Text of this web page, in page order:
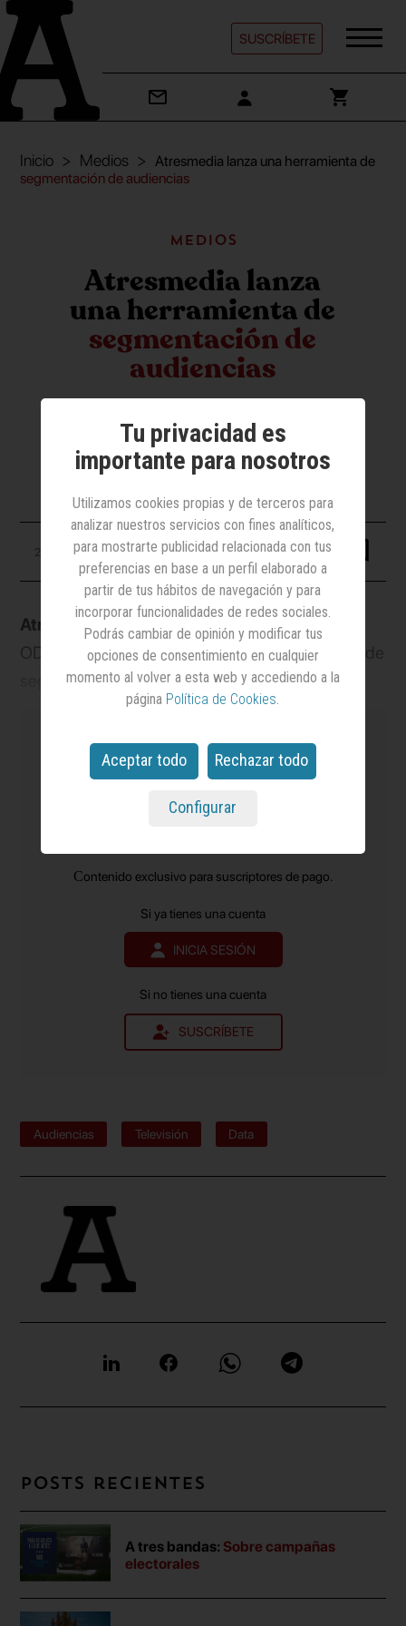
SUSCRÍBETE
Inicio Medios
Atresmedia lanza una herramienta de
segmentación de audiencias
Medios
Atresmedia lanza
una herramienta de
segmentación de
audiencias
basada en la hibridación de datos
AIMC-Kantar Media
29 mayo 2023
Atresmedia , en colaboración tecnológica con
ODEC, ha lanzado The Cube, una herramienta de
segmentación de audiencias basada en la
hibridación de datos AIMC-Kantar Media que
televisión a públicos según su tipología de
de mil productos diferentes y más de mil variables
actitudinales).
líder en notoriedad y credibilidad
Contenido exclusivo para suscriptores de pago.
Si ya tienes una cuenta
INICIA SESIÓN
Si no tienes una cuenta
SUSCRÍBETE
Audiencias Televisión Data
Posts recientes
A tres bandas: Sobre campañas
electorales
Tu privacidad es
importante para nosotros
Utilizamos cookies propias y de terceros para
analizar nuestros servicios con fines analíticos,
para mostrarte publicidad relacionada con tus
preferencias en base a un perfil elaborado a
partir de tus hábitos de navegación y para
incorporar funcionalidades de redes sociales.
Podrás cambiar de opinión y modificar tus
opciones de consentimiento en cualquier
momento al volver a esta web y accediendo a la
página Política de Cookies
Aceptar todo Rechazar todo
Configurar